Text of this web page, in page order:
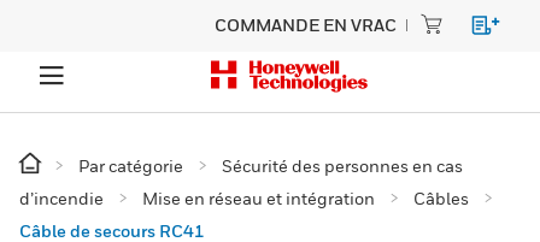
COMMANDE EN VRAC
Par catégorie
Sécurité des personnes en cas
d’incendie
Mise en réseau et intégration
Câbles
Câble de secours RC41